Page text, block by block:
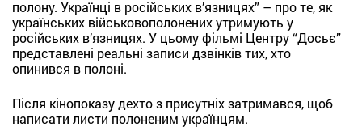
полону. Українці в російських в’язницях” – про те, як
українських військовополонених утримують у
російських в’язницях. У цьому фільмі Центру “Досьє”
представлені реальні записи дзвінків тих, хто
опинився в полоні.
Після кінопоказу дехто з присутніх затримався, щоб
написати листи полоненим українцям.